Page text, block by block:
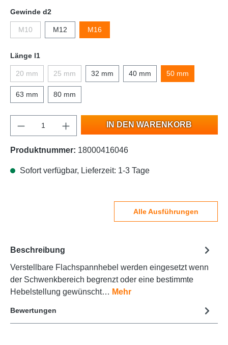
Gewinde d2
M10 M12 M16
Länge l1
20 mm 25 mm 32 mm 40 mm 50 mm
63 mm 80 mm
IN DEN WARENKORB
Produktnummer: 18000416046
Sofort verfügbar, Lieferzeit: 1-3 Tage
Alle Ausführungen
Beschreibung
Verstellbare Flachspannhebel werden eingesetzt wenn
der Schwenkbereich begrenzt oder eine bestimmte
Hebelstellung gewünscht… Mehr
Bewertungen